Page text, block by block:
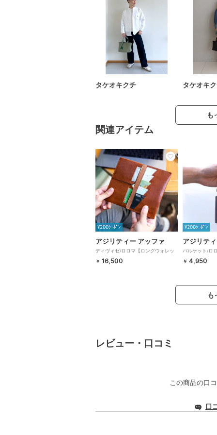
タケオキクチ タケオキ
も
関連アイテム
¥200ｸｰﾎﾟﾝ
アジリティー アッファ
ディヴィゼ/ロロマ【ロングウォレッ
ト 長財布 極薄】AGILITY
￥ 16,500
¥200ｸｰﾎﾟﾝ
アジリテ
バルケット/ロ
スティック型
￥ 4,950
も
レビュー・口コミ
この商品の口
口